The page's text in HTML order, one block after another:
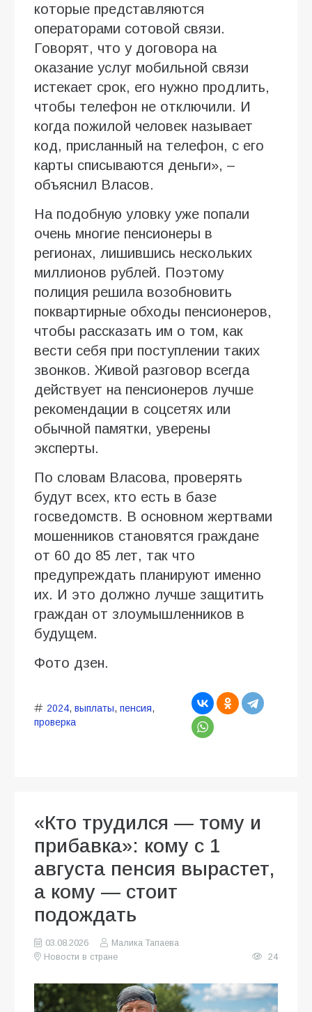
которые представляются
операторами сотовой связи.
Говорят, что у договора на
оказание услуг мобильной связи
истекает срок, его нужно продлить,
чтобы телефон не отключили. И
когда пожилой человек называет
код, присланный на телефон, с его
карты списываются деньги», –
объяснил Власов.
На подобную уловку уже попали
очень многие пенсионеры в
регионах, лишившись нескольких
миллионов рублей. Поэтому
полиция решила возобновить
поквартирные обходы пенсионеров,
чтобы рассказать им о том, как
вести себя при поступлении таких
звонков. Живой разговор всегда
действует на пенсионеров лучше
рекомендации в соцсетях или
обычной памятки, уверены
эксперты.
По словам Власова, проверять
будут всех, кто есть в базе
госведомств. В основном жертвами
мошенников становятся граждане
от 60 до 85 лет, так что
предупреждать планируют именно
их. И это должно лучше защитить
граждан от злоумышленников в
будущем.
Фото дзен.
2024, выплаты, пенсия,
проверка
«Кто трудился — тому и
прибавка»: кому с 1
августа пенсия вырастет,
а кому — стоит
подождать
03.08.2026
Малика Тапаева
Новости в стране
24